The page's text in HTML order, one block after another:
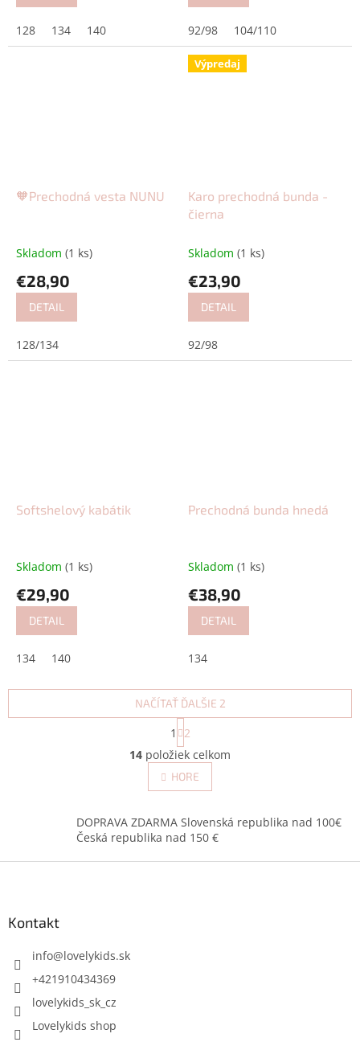
128 134 140 92/98 104/110
🧡Prechodná vesta NUNU
Skladom (1 ks)
€28,90
DETAIL
128/134
Výpredaj
Karo prechodná bunda -
čierna
Skladom (1 ks)
€23,90
DETAIL
92/98
Softshelový kabátik
Skladom (1 ks)
€29,90
DETAIL
134 140
Prechodná bunda hnedá
Skladom (1 ks)
€38,90
DETAIL
134
O
v
l
á
a
c
NAČÍTAŤ ĎALŠIE 2
t
r
á
n
k
v
a
i
1
2
14 položiek celkom
HORE
DOPRAVA ZDARMA Slovenská republika nad 100€
Česká republika nad 150 €
Kontakt
info@lovelykids.sk
+421910434369
lovelykids_sk_cz
Lovelykids shop